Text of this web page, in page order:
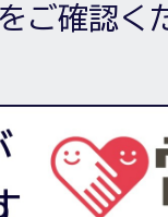
をご確認く